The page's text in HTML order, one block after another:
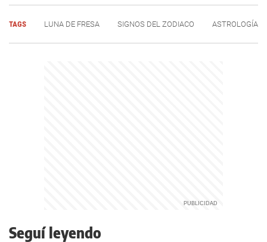
TAGS LUNA DE FRESA SIGNOS DEL ZODIACO ASTROLOGÍA
Seguí leyendo